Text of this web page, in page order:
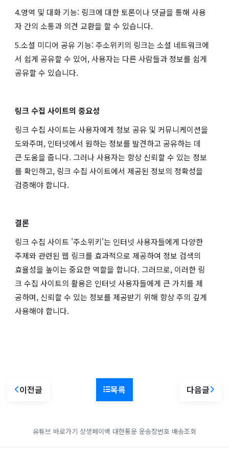
4.영역 및 대화 기능: 링크에 대한 토론이나 댓글을 통해 사용
자 간의 소통과 의견 교환을 할 수 있습니다.
5.소셜 미디어 공유 기능: 주소위키의 링크는 소셜 네트워크에
서 쉽게 공유할 수 있어, 사용자는 다른 사람들과 정보를 쉽게
공유할 수 있습니다.
링크 수집 사이트의 중요성
링크 수집 사이트는 사용자에게 정보 공유 및 커뮤니케이션을
도와주며, 인터넷에서 원하는 정보를 발견하고 공유하는 데
큰 도움을 줍니다. 그러나 사용자는 항상 신뢰할 수 있는 정보
를 확인하고, 링크 수집 사이트에서 제공된 정보의 정확성을
검증해야 합니다.
결론
링크 수집 사이트 '주소위키'는 인터넷 사용자들에게 다양한
주제와 관련된 웹 링크를 효과적으로 제공하여 정보 검색의
효율성을 높이는 중요한 역할을 합니다. 그러므로, 이러한 링
크 수집 사이트의 활용은 인터넷 사용자들에게 큰 가치를 제
공하며, 신뢰할 수 있는 정보를 제공받기 위해 항상 주의 깊게
사용해야 합니다.
이전글 목록 다음글
유튜브 바로가기 상생페이백 대한통운 운송장번호 배송조회